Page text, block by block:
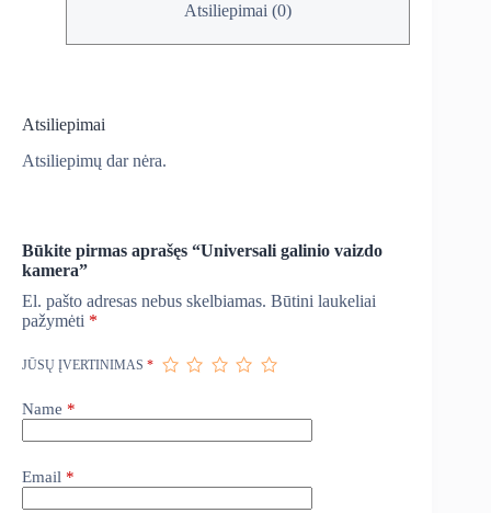
Atsiliepimai (0)
Atsiliepimai
Atsiliepimų dar nėra.
Būkite pirmas aprašęs “Universali galinio vaizdo
kamera”
El. pašto adresas nebus skelbiamas. Būtini laukeliai
pažymėti *
JŪSŲ ĮVERTINIMAS *
Name *
Email *